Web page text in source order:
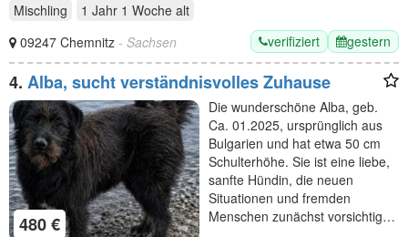
Mischling 1 Jahr 1 Woche alt
09247 Chemnitz - Sachsen verifiziert gestern
4. Alba, sucht verständnisvolles Zuhause
480 €
Die wunderschöne Alba, geb.
Ca. 01.2025, ursprünglich aus
Bulgarien und hat etwa 50 cm
Schulterhöhe. Sie ist eine liebe,
sanfte Hündin, die neuen
Situationen und fremden
Menschen zunächst vorsichtig…